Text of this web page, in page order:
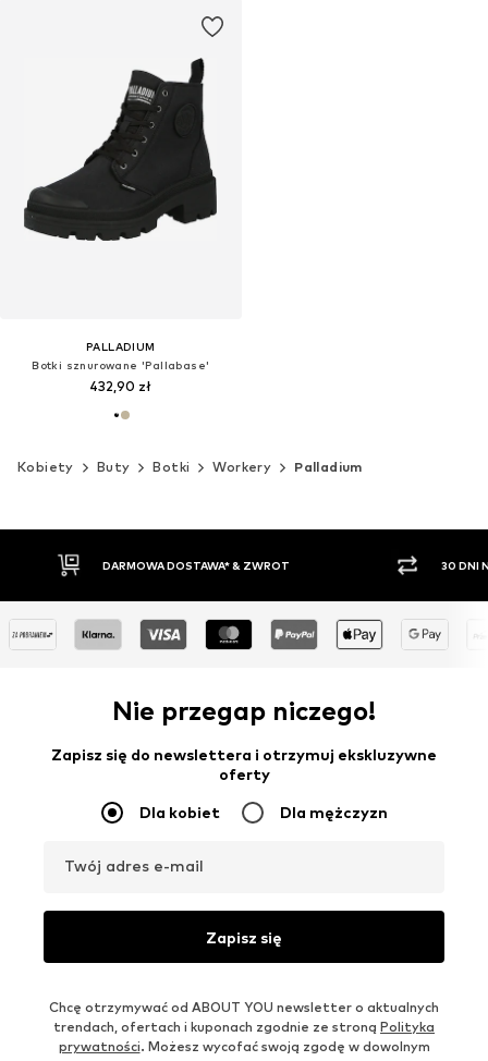
PALLADIUM
Botki sznurowane 'Pallabase'
432,90 zł
Kobiety Buty Botki Workery Palladium
30 DNI NA ZWROT TOWARU
Nie przegap niczego!
Zapisz się do newslettera i otrzymuj ekskluzywne
oferty
Dla kobiet Dla mężczyzn
Twój adres e-mail
Zapisz się
Chcę otrzymywać od ABOUT YOU newsletter o aktualnych
trendach, ofertach i kuponach zgodnie ze stroną Polityka
prywatności. Możesz wycofać swoją zgodę w dowolnym